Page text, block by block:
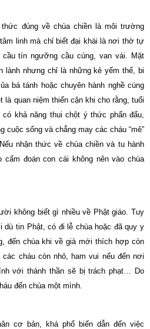
đúng về chùa chiền là môi trường
linh mà chỉ biết đại khái là nơi thờ tự
cầu tín ngưỡng cầu cúng, van vái. Mặt
lành nhưng chỉ là những kẻ yếm thế, bi
bá tánh hoặc chuyên hành nghề cúng
là quan niệm thiển cận khi cho rằng, tuổi
khả năng thui chột ý thức phấn đấu,
cuộc sống và chẳng may các cháu “mê”
nhận thức về chùa chiền và tu hành
đoán con cái không nên vào chùa
không biết gì nhiều về Phật giáo. Tuy
dù tin Phật, có đi lễ chùa hoặc đã quy y
đến chùa khi về già mới thích hợp còn
cháu còn nhỏ, ham vui nếu đến nơi
với thánh thần sẽ bị trách phạt… Do
đến chùa một mình.
cơ bản, khá phổ biến dẫn đến việc